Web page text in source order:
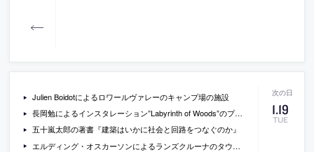
1.19
TUE
Julien Boidotによるロワールヴァレーのキャンプ場の施設
長岡勉によるインスタレーション”Labyrinth of Woods”のプレビュー
五十嵐太郎の著書『建築はいかに社会と回路をつなぐのか』
エルディング・オスカーソンによるランズクルーナのタウンハウス